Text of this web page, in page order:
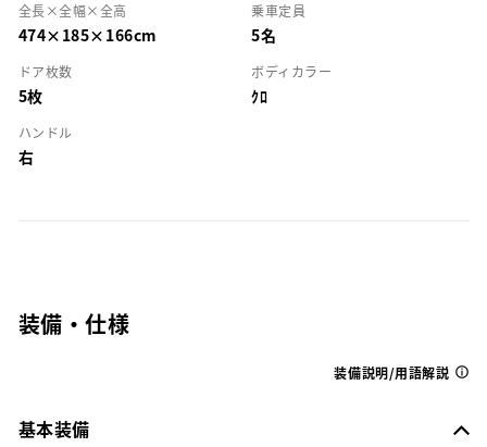
全長×全幅×全高
474×185×166cm
乗車定員
5名
ドア枚数
5枚
ボディカラー
ｸﾛ
ハンドル
右
装備・仕様
装備説明/用語解説
基本装備